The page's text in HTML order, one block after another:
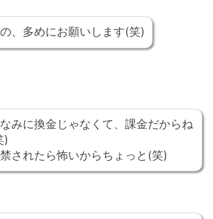
、多めにお願いします(笑)
みに換金じゃなくて、課金だからね
)
されたら怖いからちょっと(笑)